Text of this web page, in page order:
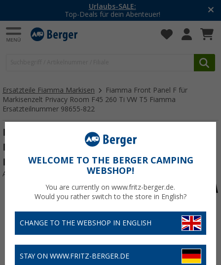
Urlaubs-SALE:
Top-Deals für dein Abenteuer!
Ersatzteile Fiamma Markisen
Fiamma Front Panel F für
Markisenzelt Privacy Room F45 260 Ti VW T5 Fiamma
Ersatzteilnummer 98655-822
Fiamma Front Panel F für Markisenzelt
Privacy Room F45 260 Ti VW T5 Fiamma
Ersatzteilnummer 98655-822
Art.-Nr.: 688559
WELCOME TO THE BERGER CAMPING
WEBSHOP!
You are currently on www.fritz-berger.de.
Would you rather switch to the store in English?
CHANGE TO THE WEBSHOP IN ENGLISH
STAY ON WWW.FRITZ-BERGER.DE